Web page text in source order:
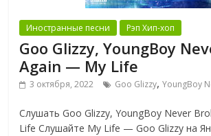
Иностранные песни Рэп Хип-хоп
Goo Glizzy, YoungBoy
Again — My Life
3 октября, 2022 Goo Glizzy,YoungBoy
Слушать Goo Glizzy, YoungBoy Never
Life Слушайте My Life — Goo Glizzy на